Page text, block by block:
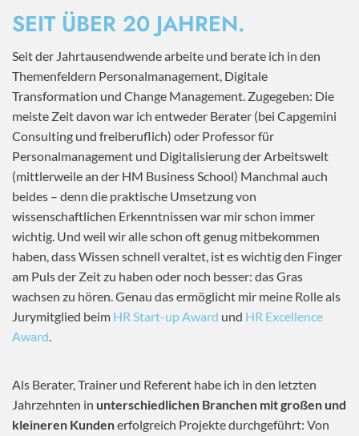
SEIT ÜBER 20 JAHREN.
Seit der Jahrtausendwende arbeite und berate ich in den
Themenfeldern Personalmanagement, Digitale
Transformation und Change Management. Zugegeben: Die
meiste Zeit davon war ich entweder Berater (bei Capgemini
Consulting und freiberuflich) oder Professor für
Personalmanagement und Digitalisierung der Arbeitswelt
(mittlerweile an der HM Business School) Manchmal auch
beides – denn die praktische Umsetzung von
wissenschaftlichen Erkenntnissen war mir schon immer
wichtig. Und weil wir alle schon oft genug mitbekommen
haben, dass Wissen schnell veraltet, ist es wichtig den Finger
am Puls der Zeit zu haben oder noch besser: das Gras
wachsen zu hören. Genau das ermöglicht mir meine Rolle als
Jurymitglied beim HR Start-up Award und HR Excellence
Award.
Als Berater, Trainer und Referent habe ich in den letzten
Jahrzehnten in unterschiedlichen Branchen mit großen und
kleineren Kundenerfolgreich Projekte durchgeführt: Von